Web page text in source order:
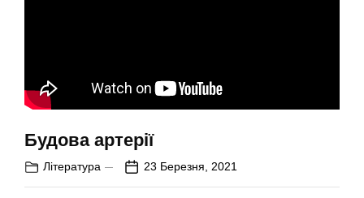
Будова артерії
Література 23 Березня, 2021